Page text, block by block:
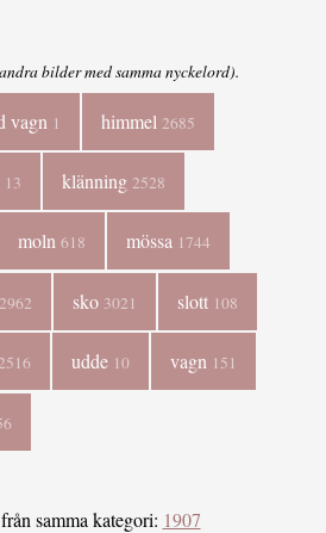
bilder med samma nyckelord).
vagn 1 himmel 2685
13 klänning 2528
moln 618 mössa 1744
2962 sko 3021 slott 108
2516 udde 10 vagn 151
samma kategori: 1907